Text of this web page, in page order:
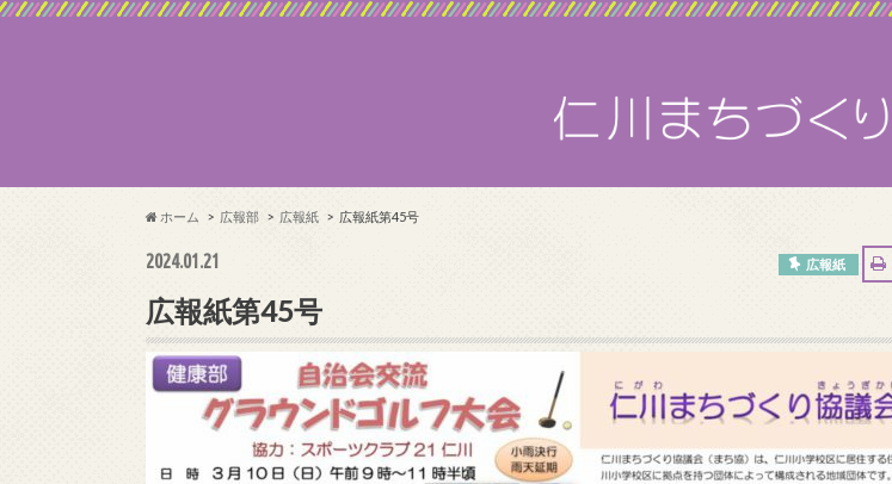
ホーム 広報部 広報紙 広報紙第45号
2024.01.21 広報紙
広報紙第45号